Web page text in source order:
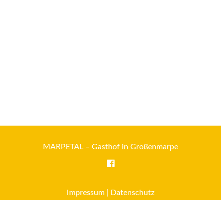
MARPETAL – Gasthof in Großenmarpe
Impressum Datenschutz